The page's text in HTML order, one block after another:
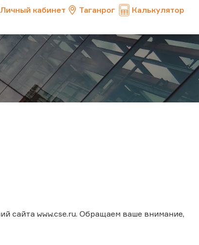
Личный кабинет Таганрог Калькулятор
сайта www.cse.ru. Обращаем ваше внимание,